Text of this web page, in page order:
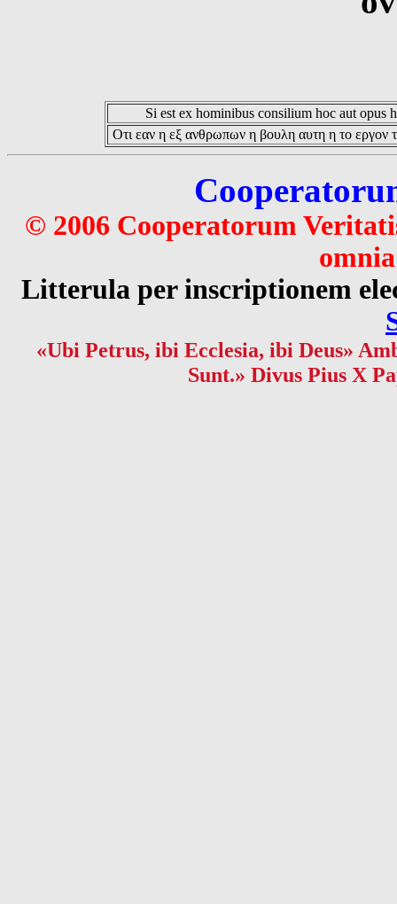
Si est ex hominibus consilium hoc aut opus
Οτι εαν η εξ ανθρωπων η βουλη αυτη η το εργον
© 2006 Cooperatorum
Litterula per inscriptionem
«Ubi Petrus, ibi Ecclesia, ibi Deus»
Sunt.» Divus Pius X